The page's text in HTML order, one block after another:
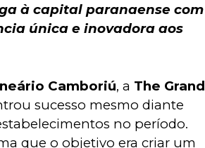
à capital paranaense com
única e inovadora aos
Camboriú, a The Grand
sucesso mesmo diante
no período.
que o objetivo era criar um